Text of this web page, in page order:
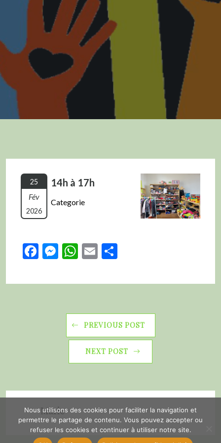
25
Fév
2026
14h à 17h
Categorie
Facebook
Messenger
WhatsApp
Email
PREVIOUS POST
NEXT POST
Marie
Nous utilisons des cookies pour faciliter la navigation et
permettre le partage de contenu. Vous pouvez accepter ou
refuser les cookies et continuer à utiliser notre site.